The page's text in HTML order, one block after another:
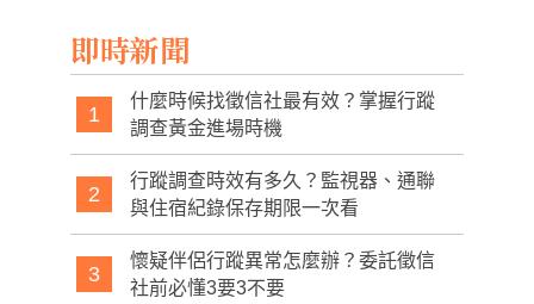
即時新聞
1
什麼時候找徵信社最有效？掌握行蹤
調查黃金進場時機
2
行蹤調查時效有多久？監視器、通聯
與住宿紀錄保存期限一次看
3
懷疑伴侶行蹤異常怎麼辦？委託徵信
社前必懂3要3不要